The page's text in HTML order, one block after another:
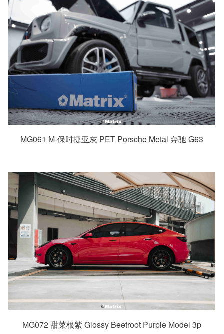
MG061 M-保时捷亚灰 PET Porsche Metal 奔驰 G63
MG072 甜菜根紫 Glossy Beetroot Purple Model 3p